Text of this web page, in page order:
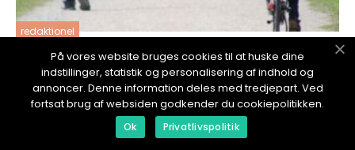
redaktionel
17. January 2024
Den grønne trøje i Tour de France: Historien
bag cykelsportens mest eftertragtede pris
På vores website bruges cookies til at huske dine
indstillinger, statistik og personalisering af indhold og
annoncer. Denne information deles med tredjepart. Ved
fortsat brug af websiden godkender du cookiepolitikken.
Ok Privatlivspolitik